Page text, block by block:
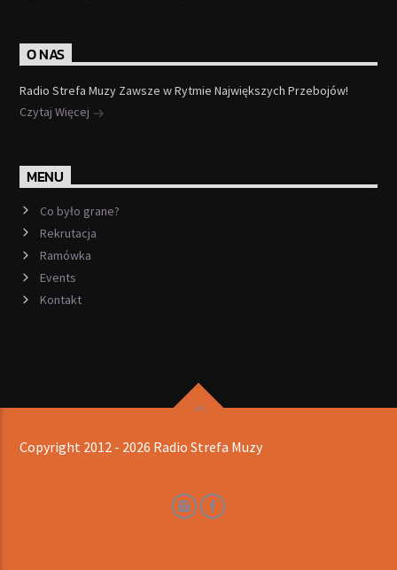
O NAS
Radio Strefa Muzy Zawsze w Rytmie Największych Przebojów!
Czytaj Więcej
MENU
Co było grane?
Rekrutacja
Ramówka
Events
Kontakt
Copyright 2012 - 2026 Radio Strefa Muzy